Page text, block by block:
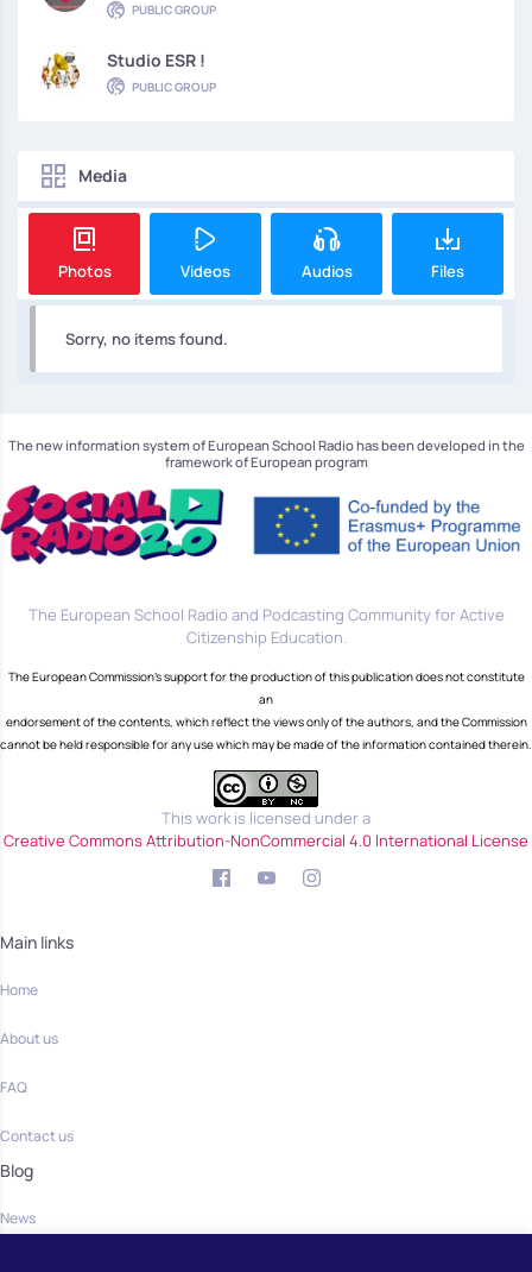
PUBLIC GROUP
Studio ESR !
PUBLIC GROUP
Media
Photos Videos Audios Files
Sorry, no items found.
The new information system of European School Radio has been developed in the
framework of European program
The European School Radio and Podcasting Community for Active
Citizenship Education.
The European Commission's support for the production of this publication does not constitute
an
endorsement of the contents, which reflect the views only of the authors, and the Commission
cannot be held responsible for any use which may be made of the information contained therein.
This work is licensed under a
Creative Commons Attribution-NonCommercial 4.0 International License
Main links
Home
About us
FAQ
Contact us
Blog
News